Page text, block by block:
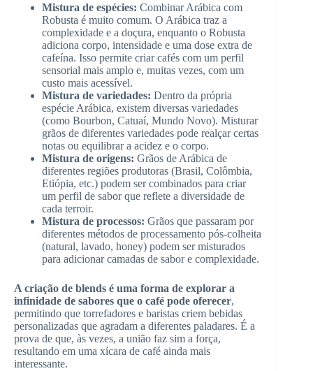
Mistura de espécies: Combinar Arábica com
Robusta é muito comum. O Arábica traz a
complexidade e a doçura, enquanto o Robusta
adiciona corpo, intensidade e uma dose extra de
cafeína. Isso permite criar cafés com um perfil
sensorial mais amplo e, muitas vezes, com um
custo mais acessível.
Mistura de variedades: Dentro da própria
espécie Arábica, existem diversas variedades
(como Bourbon, Catuaí, Mundo Novo). Misturar
grãos de diferentes variedades pode realçar certas
notas ou equilibrar a acidez e o corpo.
Mistura de origens: Grãos de Arábica de
diferentes regiões produtoras (Brasil, Colômbia,
Etiópia, etc.) podem ser combinados para criar
um perfil de sabor que reflete a diversidade de
cada terroir.
Mistura de processos: Grãos que passaram por
diferentes métodos de processamento pós-colheita
(natural, lavado, honey) podem ser misturados
para adicionar camadas de sabor e complexidade.
A criação de blends é uma forma de explorar a
infinidade de sabores que o café pode oferecer,
permitindo que torrefadores e baristas criem bebidas
personalizadas que agradam a diferentes paladares. É a
prova de que, às vezes, a união faz sim a força,
resultando em uma xícara de café ainda mais
interessante.